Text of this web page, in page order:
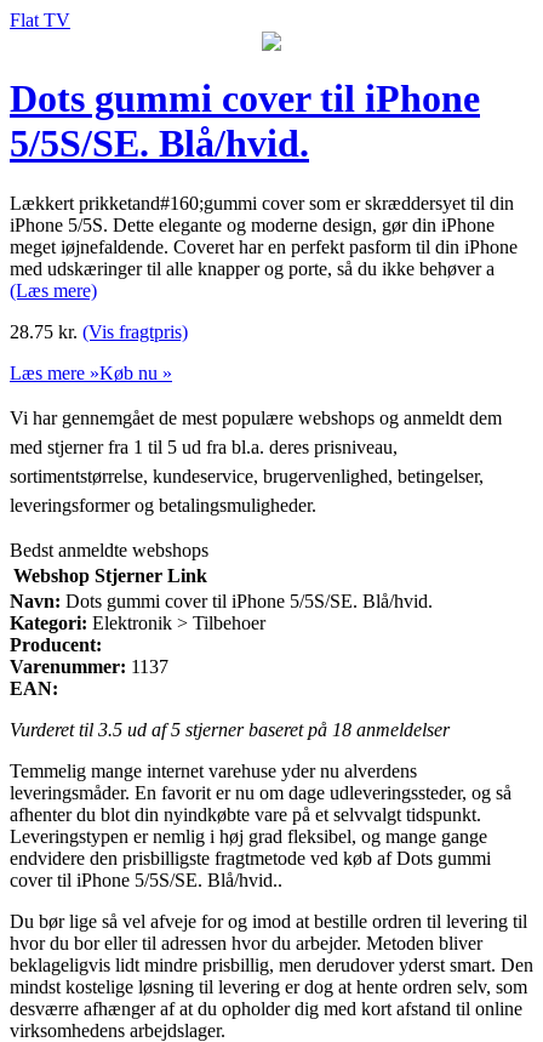
Flat TV
Dots gummi cover til iPhone
5/5S/SE. Blå/hvid.
Lækkert prikketand#160;gummi cover som er skræddersyet til din
iPhone 5/5S. Dette elegante og moderne design, gør din iPhone
meget iøjnefaldende. Coveret har en perfekt pasform til din iPhone
med udskæringer til alle knapper og porte, så du ikke behøver a
(Læs mere)
28.75 kr. (Vis fragtpris)
Læs mere »Køb nu »
Vi har gennemgået de mest populære webshops og anmeldt dem
med stjerner fra 1 til 5 ud fra bl.a. deres prisniveau,
sortimentstørrelse, kundeservice, brugervenlighed, betingelser,
leveringsformer og betalingsmuligheder.
Bedst anmeldte webshops
Webshop Stjerner Link
Navn: Dots gummi cover til iPhone 5/5S/SE. Blå/hvid.
Kategori: Elektronik > Tilbehoer
Producent:
Varenummer: 1137
EAN:
Vurderet til 3.5 ud af 5 stjerner baseret på 18 anmeldelser
Temmelig mange internet varehuse yder nu alverdens
leveringsmåder. En favorit er nu om dage udleveringssteder, og så
afhenter du blot din nyindkøbte vare på et selvvalgt tidspunkt.
Leveringstypen er nemlig i høj grad fleksibel, og mange gange
endvidere den prisbilligste fragtmetode ved køb af Dots gummi
cover til iPhone 5/5S/SE. Blå/hvid..
Du bør lige så vel afveje for og imod at bestille ordren til levering til
hvor du bor eller til adressen hvor du arbejder. Metoden bliver
beklageligvis lidt mindre prisbillig, men derudover yderst smart. Den
mindst kostelige løsning til levering er dog at hente ordren selv, som
desværre afhænger af at du opholder dig med kort afstand til online
virksomhedens arbejdslager.